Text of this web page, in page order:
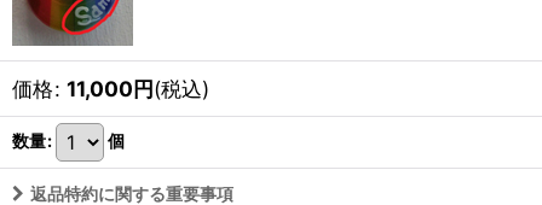
価格: 11,000円(税込)
数量: 個
返品特約に関する重要事項